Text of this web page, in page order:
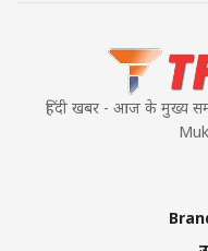
हिंदी खबर - आज के मुख्य